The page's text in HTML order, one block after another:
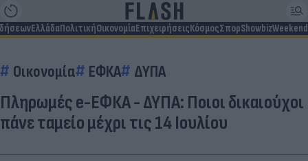
ΕλλάδαΠολιτικήΟικονομίαΕπιχειρήσειςΚόσμοςΣπορShowbizWeekend
Οικονομία ΕΦΚΑ ΔΥΠΑ
Πληρωμές e-ΕΦΚΑ - ΔΥΠΑ: Ποιοι δικαιούχοι
πάνε ταμείο μέχρι τις 14 Ιουλίου